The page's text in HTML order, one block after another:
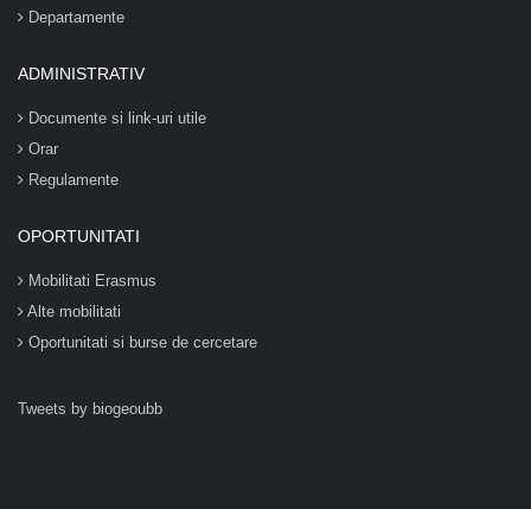
Departamente
ADMINISTRATIV
Documente si link-uri utile
Orar
Regulamente
OPORTUNITATI
Mobilitati Erasmus
Alte mobilitati
Oportunitati si burse de cercetare
Tweets by biogeoubb